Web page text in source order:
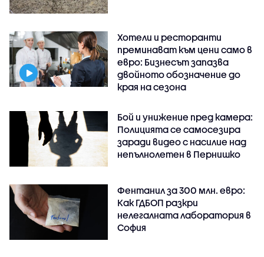
Хотели и ресторанти
преминават към цени само в
евро: Бизнесът запазва
двойното обозначение до
края на сезона
Бой и унижение пред камера:
Полицията се самосезира
заради видео с насилие над
непълнолетен в Пернишко
Фентанил за 300 млн. евро:
Как ГДБОП разкри
нелегалната лаборатория в
София